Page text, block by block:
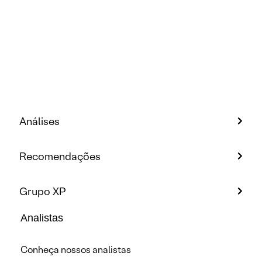
Análises
Recomendações
Grupo XP
Analistas
Conheça nossos analistas